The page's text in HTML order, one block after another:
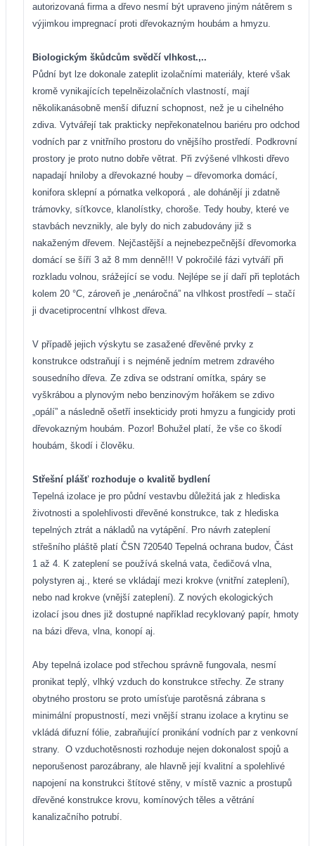
autorizovaná firma a dřevo nesmí být upraveno jiným nátěrem s
výjimkou impregnací proti dřevokazným houbám a hmyzu.
Biologickým škůdcům svědčí vlhkost.,..
Půdní byt lze dokonale zateplit izolačními materiály, které však
kromě vynikajících tepelněizolačních vlastností, mají
několikanásobně menší difuzní schopnost, než je u cihelného
zdiva. Vytvářejí tak prakticky nepřekonatelnou bariéru pro odchod
vodních par z vnitřního prostoru do vnějšího prostředí. Podkrovní
prostory je proto nutno dobře větrat. Při zvýšené vlhkosti dřevo
napadají hniloby a dřevokazné houby – dřevomorka domácí,
konifora sklepní a pórnatka velkoporá , ale dohánějí ji zdatně
trámovky, síťkovce, klanolístky, choroše. Tedy houby, které ve
stavbách nevznikly, ale byly do nich zabudovány již s
nakaženým dřevem. Nejčastější a nejnebezpečnější dřevomorka
domácí se šíří 3 až 8 mm denně!!! V pokročilé fázi vytváří při
rozkladu volnou, srážející se vodu. Nejlépe se jí daří při teplotách
kolem 20 °C, zároveň je „nenáročná” na vlhkost prostředí – stačí
ji dvacetiprocentní vlhkost dřeva.
V případě jejich výskytu se zasažené dřevěné prvky z
konstrukce odstraňují i s nejméně jedním metrem zdravého
sousedního dřeva. Ze zdiva se odstraní omítka, spáry se
vyškrábou a plynovým nebo benzinovým hořákem se zdivo
„opálí” a následně ošetří insekticidy proti hmyzu a fungicidy proti
dřevokazným houbám. Pozor! Bohužel platí, že vše co škodí
houbám, škodí i člověku.
Střešní plášť rozhoduje o kvalitě bydlení
Tepelná izolace je pro půdní vestavbu důležitá jak z hlediska
životnosti a spolehlivosti dřevěné konstrukce, tak z hlediska
tepelných ztrát a nákladů na vytápění. Pro návrh zateplení
střešního pláště platí ČSN 720540 Tepelná ochrana budov, Část
1 až 4. K zateplení se používá skelná vata, čedičová vlna,
polystyren aj., které se vkládají mezi krokve (vnitřní zateplení),
nebo nad krokve (vnější zateplení). Z nových ekologických
izolací jsou dnes již dostupné například recyklovaný papír, hmoty
na bázi dřeva, vlna, konopí aj.
Aby tepelná izolace pod střechou správně fungovala, nesmí
pronikat teplý, vlhký vzduch do konstrukce střechy. Ze strany
obytného prostoru se proto umísťuje parotěsná zábrana s
minimální propustností, mezi vnější stranu izolace a krytinu se
vkládá difuzní fólie, zabraňující pronikání vodních par z venkovní
strany.
O vzduchotěsnosti rozhoduje nejen dokonalost spojů a
neporušenost parozábrany, ale hlavně její kvalitní a spolehlivé
napojení na konstrukci štítové stěny, v místě vaznic a prostupů
dřevěné konstrukce krovu, komínových těles a větrání
kanalizačního potrubí.